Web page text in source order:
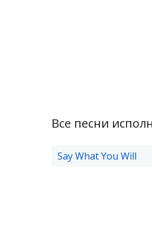
Все песни
Say What You Will